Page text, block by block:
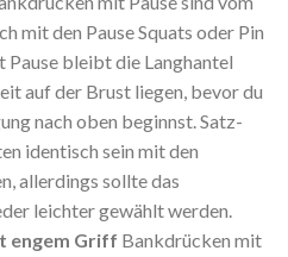
mit den Pause Squats oder Pin
Pause bleibt die Langhantel
auf der Brust liegen, bevor du
nach oben beginnst. Satz-
identisch sein mit den
allerdings sollte das
leichter gewählt werden.
engem Griff Bankdrücken mit